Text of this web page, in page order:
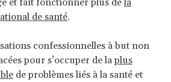
de santé.
confessionnelles à but non
pour s’occuper de laplus
de problèmes liés à la santé et